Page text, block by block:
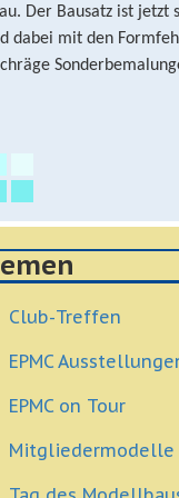
Der Bausatz ist
dabei mit den
Club-Treffen
EPMC
EPMC on Tour
Mitgliedermodelle